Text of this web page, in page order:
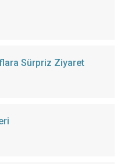
Sürpriz Ziyaret